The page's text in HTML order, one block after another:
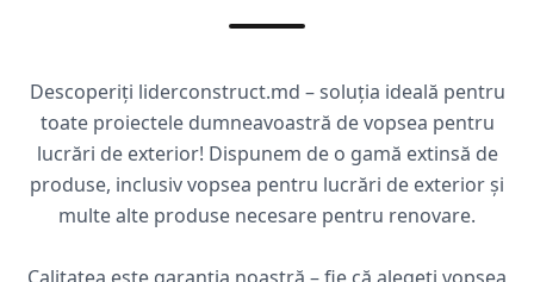
Descoperiți liderconstruct.md – soluția ideală pentru
toate proiectele dumneavoastră de vopsea pentru
lucrări de exterior! Dispunem de o gamă extinsă de
produse, inclusiv vopsea pentru lucrări de exterior și
multe alte produse necesare pentru renovare.